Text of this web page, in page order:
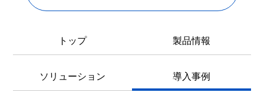
トップ 製品情報
ソリューション 導入事例